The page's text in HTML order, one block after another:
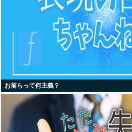
お前らって何主義？